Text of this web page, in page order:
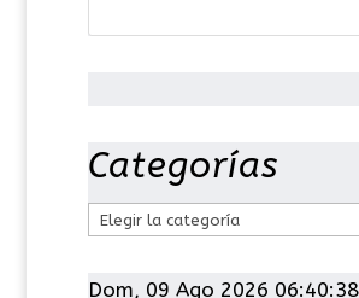
Categorías
t
Dom, 09 Ago 2026